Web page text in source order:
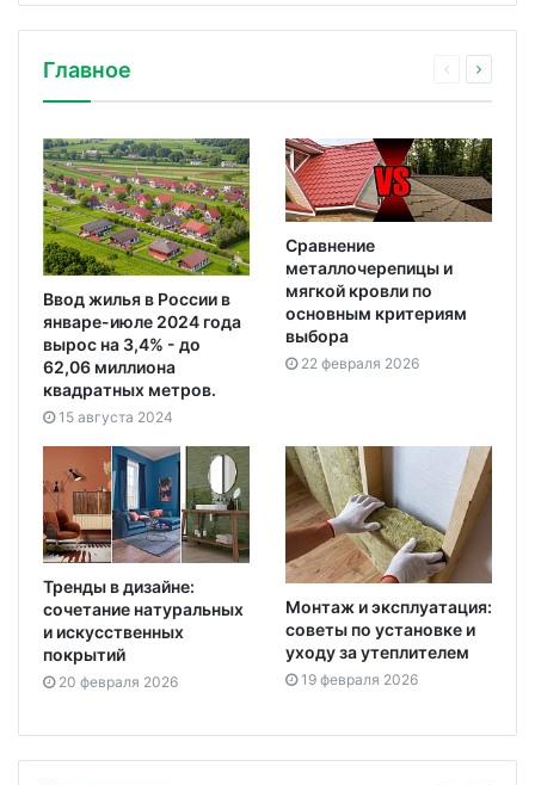
Главное
Ввод жилья в России в
январе-июле 2024 года
вырос на 3,4% - до
62,06 миллиона
квадратных метров.
15 августа 2024
Сравнение
металлочерепицы и
мягкой кровли по
основным критериям
выбора
22 февраля 2026
Тренды в дизайне:
сочетание натуральных
и искусственных
покрытий
20 февраля 2026
Монтаж и эксплуатация:
советы по установке и
уходу за утеплителем
19 февраля 2026